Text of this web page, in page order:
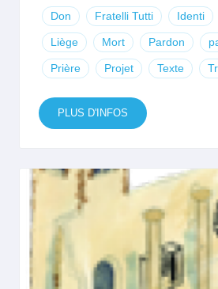
Don Fratelli Tutti Identi
Liège Mort Pardon
Prière Projet Texte
PLUS D'INFOS